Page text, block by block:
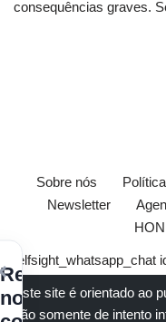
consequências graves.
Sobre nós
Newsletter
[elfsight_whatsapp_chat
Este site é orientado ao
são somente de intento
Receba
nossos